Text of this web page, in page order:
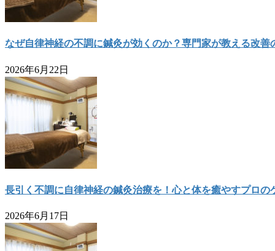
なぜ自律神経の不調に鍼灸が効くのか？専門家が教える改善
2026年6月22日
長引く不調に自律神経の鍼灸治療を！心と体を癒やすプロの
2026年6月17日